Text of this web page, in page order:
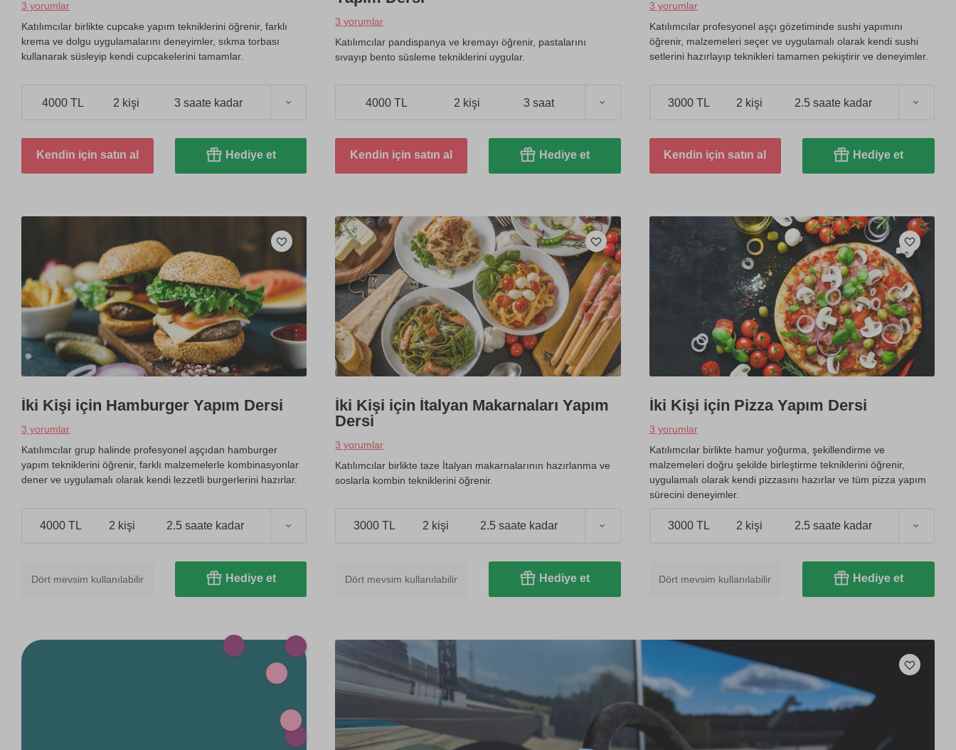
3 yorumlar
Katılımcılar birlikte cupcake yapım tekniklerini öğrenir, farklı
krema ve dolgu uygulamalarını deneyimler, sıkma torbası
kullanarak süsleyip kendi cupcakelerini tamamlar.
4000 TL 2 kişi 3 saate kadar
Kendin için satın al Hediye et
3 yorumlar
Katılımcılar pandispanya ve kremayı öğrenir, pastalarını
sıvayıp bento süsleme tekniklerini uygular.
4000 TL 2 kişi 3 saat
Kendin için satın al Hediye et
3 yorumlar
Katılımcılar profesyonel aşçı gözetiminde sushi yapımını
öğrenir, malzemeleri seçer ve uygulamalı olarak kendi sushi
setlerini hazırlayıp teknikleri tamamen pekiştirir ve deneyimler.
3000 TL 2 kişi 2.5 saate kadar
Kendin için satın al Hediye et
İki Kişi için Hamburger Yapım Dersi
3 yorumlar
Katılımcılar grup halinde profesyonel aşçıdan hamburger
yapım tekniklerini öğrenir, farklı malzemelerle kombinasyonlar
dener ve uygulamalı olarak kendi lezzetli burgerlerini hazırlar.
4000 TL 2 kişi 2.5 saate kadar
Dört mevsim kullanılabilir Hediye et
İki Kişi için İtalyan Makarnaları Yapım
Dersi
3 yorumlar
Katılımcılar birlikte taze İtalyan makarnalarının hazırlanma ve
soslarla kombin tekniklerini öğrenir.
3000 TL 2 kişi 2.5 saate kadar
Dört mevsim kullanılabilir Hediye et
İki Kişi için Pizza Yapım Dersi
3 yorumlar
Katılımcılar birlikte hamur yoğurma, şekillendirme ve
malzemeleri doğru şekilde birleştirme tekniklerini öğrenir,
uygulamalı olarak kendi pizzasını hazırlar ve tüm pizza yapım
sürecini deneyimler.
3000 TL 2 kişi 2.5 saate kadar
Dört mevsim kullanılabilir Hediye et